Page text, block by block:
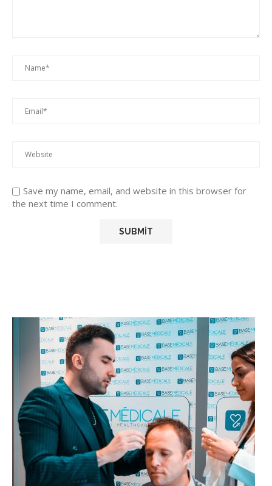
Save my name, email, and website in this browser for
the next time I comment.